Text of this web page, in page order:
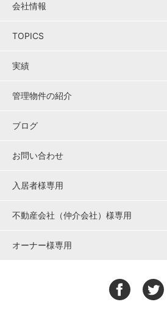
会社情報
TOPICS
実績
管理物件の紹介
ブログ
お問い合わせ
入居者様専用
不動産会社（仲介会社）様専用
オーナー様専用